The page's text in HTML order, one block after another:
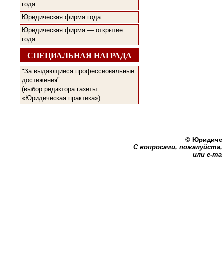
года
Юридическая фирма года
Юридическая фирма — открытие
года
СПЕЦИАЛЬНАЯ НАГРАДА
"За выдающиеся профессиональные
достижения"
(выбор редактора газеты
«Юридическая практика»)
©
С вопросами,
или e-